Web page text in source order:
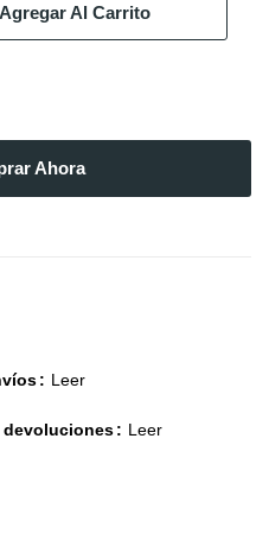
Agregar Al Carrito
Ahora
Leer
devoluciones Leer